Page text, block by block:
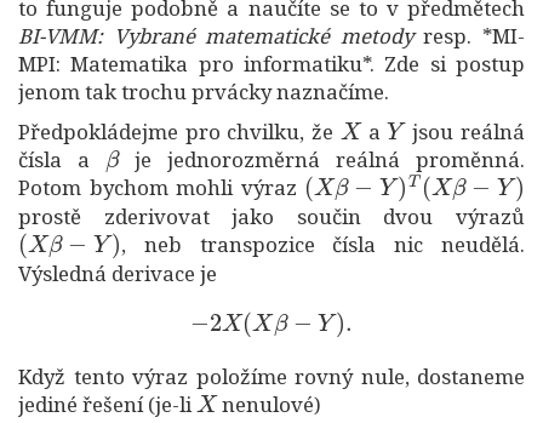
to funguje podobně a naučíte se to v předmětech
BI-VMM: Vybrané matematické metodyresp. *MI-
MPI: Matematika pro informatiku*. Zde si postup
jenom tak trochu prvácky naznačíme.
Předpokládejme pro chvilku, že
X
a
Y
jsou reálná
čísla a
β
je jednorozměrná reálná proměnná.
Potom bychom mohli výraz
(Xβ−Y)T(Xβ−Y)
prostě zderivovat jako součin dvou výrazů
(Xβ−Y )
, neb transpozice čísla nic neudělá.
Výsledná derivace je
−2X(Xβ Y).
Když tento výraz položíme rovný nule, dostaneme
jediné řešení (je-li
X
nenulové)